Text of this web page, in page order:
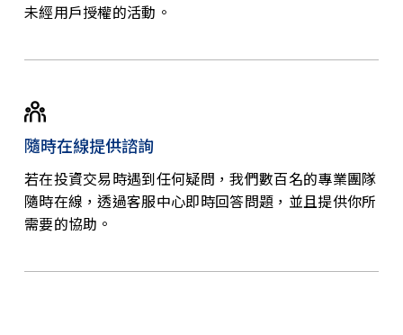
未經用戶授權的活動。
隨時在線提供諮詢
若在投資交易時遇到任何疑問，我們數百名的專業團隊
隨時在線，透過客服中心即時回答問題，並且提供你所
需要的協助。